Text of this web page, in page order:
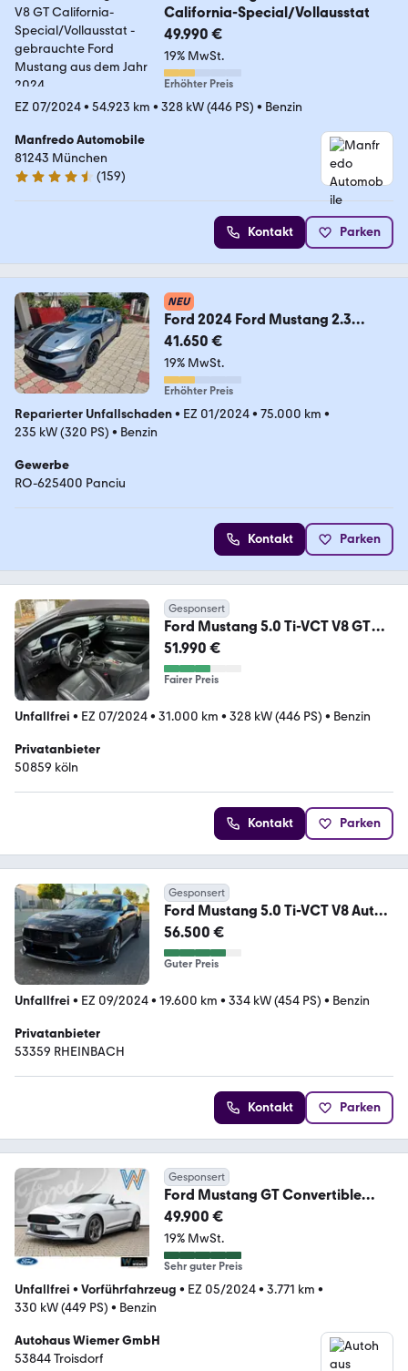
California-Special/Vollausstat
49.990 €
19% MwSt.
Erhöhter Preis
EZ 07/2024• 54.923 km • 328 kW (446 PS) • Benzin
Manfredo Automobile
81243 München
4.6 Sterne
(159)
Kontakt Parken
NEU
Ford 2024 Ford Mustang 2.3
EcoBoost Automatic
41.650 €
19% MwSt.
Erhöhter Preis
Reparierter Unfallschaden• EZ 01/2024• 75.000 km •
235 kW (320 PS) • Benzin
Gewerbe
RO-625400 Panciu
Kontakt Parken
Gesponsert
Ford Mustang 5.0 Ti-VCT V8 GT
,von Werksangehörigen
51.990 €
Fairer Preis
Unfallfrei • EZ 07/2024• 31.000 km • 328 kW (446 PS) • Benzin
Privatanbieter
50859 köln
Kontakt Parken
Gesponsert
Ford Mustang 5.0 Ti-VCT V8 Auto
Dark Horse
56.500 €
Guter Preis
Unfallfrei • EZ 09/2024• 19.600 km • 334 kW (454 PS) • Benzin
Privatanbieter
53359 RHEINBACH
Kontakt Parken
Gesponsert
Ford Mustang GT Convertible
California Special 5.0l +
49.900 €
19% MwSt.
Sehr guter Preis
Unfallfrei • Vorführfahrzeug • EZ 05/2024• 3.771 km •
330 kW (449 PS) • Benzin
Autohaus Wiemer GmbH
53844 Troisdorf